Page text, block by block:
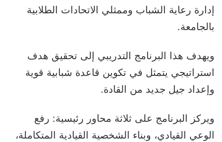
إدارة رعاية الشباب وممثلي الاتحادات الطلابية
بالجامعة.
ويهدف هذا البرنامج التدريبي إلى تحقيق هدف
استراتيجي يتمثل في تكوين قاعدة شبابية قوية
وإعداد جيل جديد من القادة.
ويركز البرنامج على ثلاثة محاور رئيسية: رفع
الوعي القيادي، وبناء الشخصية القيادية المتكاملة،